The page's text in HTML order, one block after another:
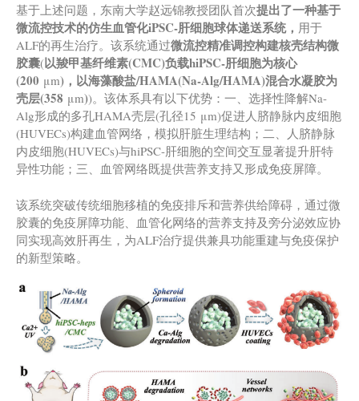
基于上述问题，东南大学赵远锦教授团队首次提出了一种基于
微流控技术的仿生血管化iPSC-肝细胞球体递送系统， 用于
ALF的再生治疗。该系统通过微流控精准调控构建核壳结构微
胶囊(以羧甲基纤维素(CMC)负载hiPSC-肝细胞为核心
(200 μm) ， 以海藻酸盐/HAMA(Na-Alg/HAMA)混合水凝胶为
壳层(358 μm))。该体系具有以下优势：一、选择性降解Na-
Alg形成的多孔HAMA壳层(孔径15 μm)促进人脐静脉内皮细胞
(HUVECs)构建血管网络，模拟肝脏生理结构；二、人脐静脉
内皮细胞(HUVECs)与hiPSC-肝细胞的空间交互显著提升肝特
异性功能；三、血管网络既提供营养支持又形成免疫屏障。
该系统突破传统细胞移植的免疫排斥和营养供给障碍，通过微
胶囊的免疫屏障功能、血管化网络的营养支持及旁分泌效应协
同实现高效肝再生，为ALF治疗提供兼具功能重建与免疫保护
的新型策略。